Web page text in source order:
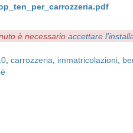
è necessario accettare
carrozzeria immatricolazioni